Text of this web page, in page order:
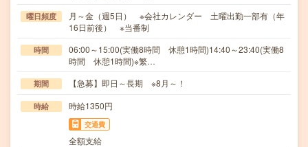
曜日頻度
月～金（週5日） ※会社カレンダー 土曜出勤一部有（年
16日前後） ※当番制
時間
06:00～15:00(実働8時間 休憩1時間)14:40～23:40(実働8
時間 休憩1時間)※繁…
期間 【急募】即日～長期 ※8月～！
時給 時給1350円
交通費
全額支給